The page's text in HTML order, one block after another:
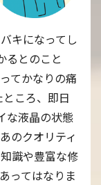
キになってし
るとのこと
てかなりの痛
ころ、即日
な液晶の状態
のクオリティ
識や豊富な修
ってはなりま